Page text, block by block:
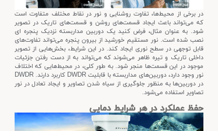
در برخی از محیط‌ها، تفاوت روشنایی و نور در نقاط مختلف متفاوت است
که می‌تواند باعث ایجاد قسمت‌های روشن و قسمت‌های تاریک در تصویر
شود. به عنوان مثال، فرض کنید یک دوربین مداربسته نزدیک پنجره ای
نصب شده است. نور مستقیم خورشید از بیرون پنجره می‌تواند تفاوت‌های
قابل توجهی در سطح نوری ایجاد کند. در این شرایط، بخش‌هایی از تصویر
داخلی تاریک و تیره ظاهر می‌شوند که می‌تواند به از دست رفتن جزئیات
موجود در این قسمت‌ها منجر شود. به طور کلی، در محیط‌هایی که اختلاف
نور وجود دارد، دوربین‌های مداربسته با قابلیت DWDR کاربرد دارند. DWDR
در دوربین‌ها به منظور جلوگیری از سیاه شدن تصاویر و ایجاد تعادل در نور
تصاویر استفاده می‌شود.
حفظ عملکرد در هر شرایط دمایی